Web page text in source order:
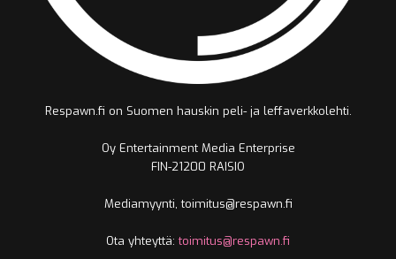
Respawn.fi on Suomen hauskin peli- ja leffaverkkolehti.
Oy Entertainment Media Enterprise
FIN-21200 RAISIO
Mediamyynti, toimitus@respawn.fi
Ota yhteyttä:toimitus@respawn.fi